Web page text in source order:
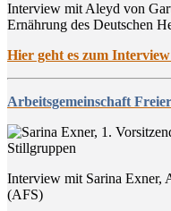
Interview mit Aleyd von
Ernährung des Deutschen
Hier geht es zum
Arbeitsgemeinschaft
Interview mit Sarina Exner,
(AFS)